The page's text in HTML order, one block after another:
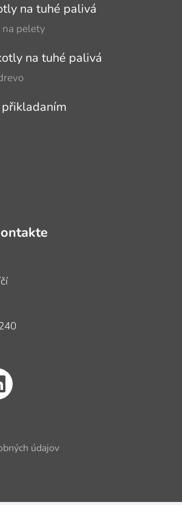
na tuhé palivá
pelety
na tuhé palivá
údajov